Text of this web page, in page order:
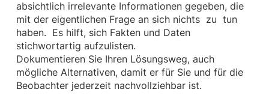
absichtlich irrelevante Informationen gegeben, die
mit der eigentlichen Frage an sich nichts zu tun
haben. Es hilft, sich Fakten und Daten
stichwortartig aufzulisten.
Dokumentieren Sie Ihren Lösungsweg, auch
mögliche Alternativen, damit er für Sie und für die
Beobachter jederzeit nachvollziehbar ist.